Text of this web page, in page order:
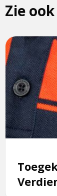
Zie ook
Lees
meer
over
Toegekende
Kruizen
van
Verdiensten
Brandweer